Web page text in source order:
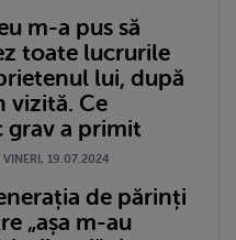
m-a pus să
toate lucrurile
lui, după
vizită. Ce
grav a primit
VINERI, 19.07.2024
de părinți
„așa m-au